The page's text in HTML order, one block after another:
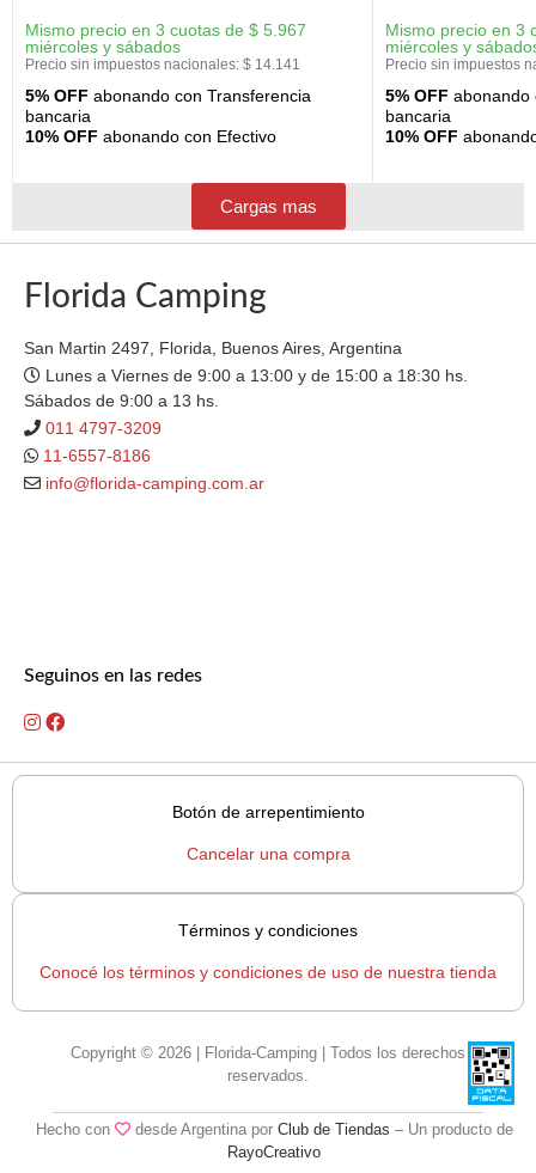
Mismo precio en 3 cuotas de $ 5.967
miércoles y sábados
Precio sin impuestos nacionales: $ 14.141
5% OFF abonando con Transferencia
bancaria
10% OFF abonando con Efectivo
Mismo precio en 3
miércoles y
Precio sin impuestos
5% OFF abonando
bancaria
10% OFF
Cargas mas
Florida Camping
San Martin 2497, Florida, Buenos Aires, Argentina
Lunes a Viernes de 9:00 a 13:00 y de 15:00 a 18:30 hs.
Sábados de 9:00 a 13 hs.
011 4797-3209
11-6557-8186
info@florida-camping.com.ar
Seguinos en las redes
Botón de arrepentimiento
Cancelar una compra
Términos y condiciones
Conocé los términos y condiciones de uso de nuestra tienda
Copyright © 2026 | Florida-Camping | Todos los derechos
reservados.
Hecho con desde Argentina por Club de Tiendas – Un producto de
RayoCreativo